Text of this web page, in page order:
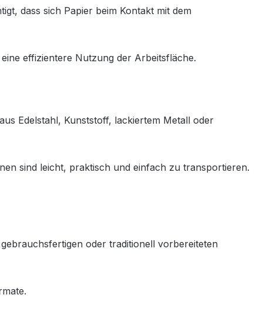
dass sich Papier beim Kontakt mit dem
effizientere Nutzung der Arbeitsfläche.
Edelstahl, Kunststoff, lackiertem Metall oder
sind leicht, praktisch und einfach zu transportieren.
oder traditionell vorbereiteten